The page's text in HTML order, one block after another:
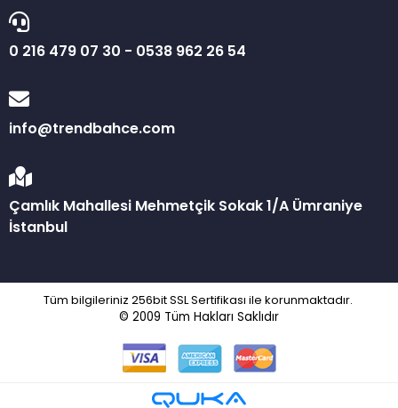
0 216 479 07 30 - 0538 962 26 54
info@trendbahce.com
Çamlık Mahallesi Mehmetçik Sokak 1/A Ümraniye
İstanbul
Tüm bilgileriniz 256bit SSL Sertifikası ile korunmaktadır.
© 2009 Tüm Hakları Saklıdır